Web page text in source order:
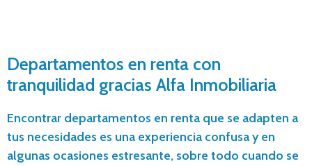
Departamentos en renta con
tranquilidad gracias Alfa Inmobiliaria
Encontrar departamentos en renta que se adapten a
tus necesidades es una experiencia confusa y en
algunas ocasiones estresante, sobre todo cuando se